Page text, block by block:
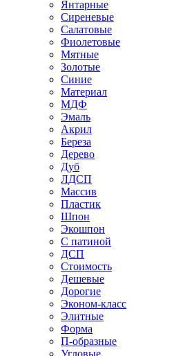
Янтарные
Сиреневые
Салатовые
Фиолетовые
Мятные
Золотые
Синие
Материал
МДФ
Эмаль
Акрил
Береза
Дерево
Дуб
ЛДСП
Массив
Пластик
Шпон
Экошпон
С патиной
ДСП
Стоимость
Дешевые
Дорогие
Эконом-класс
Элитные
Форма
П-образные
Угловые